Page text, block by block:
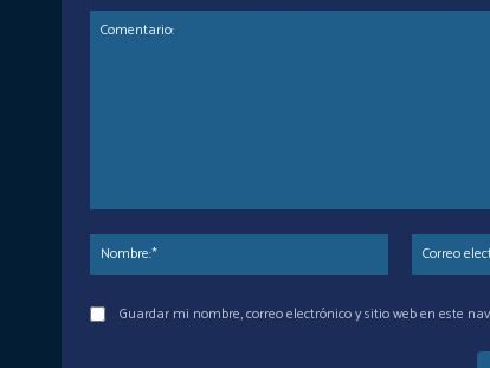
Nombre:*
Guardar mi nombre, correo electrónico y sitio web en este